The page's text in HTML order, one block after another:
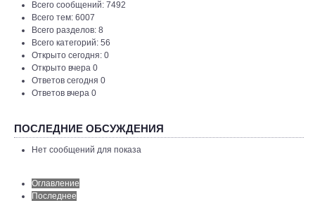
Всего сообщений: 7492
Всего тем: 6007
Всего разделов: 8
Всего категорий: 56
Открыто сегодня: 0
Открыто вчера 0
Ответов сегодня 0
Ответов вчера 0
ПОСЛЕДНИЕ ОБСУЖДЕНИЯ
Нет сообщений для показа
Оглавление
Последнее